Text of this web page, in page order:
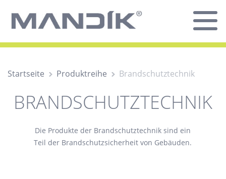
Startseite Produktreihe Brandschutztechnik
BRANDSCHUTZTECHNIK
Die Produkte der Brandschutztechnik sind ein
Teil der Brandschutzsicherheit von Gebäuden.